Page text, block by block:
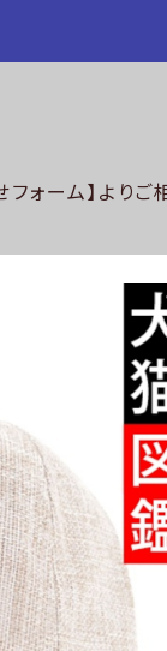
ーム】よりご